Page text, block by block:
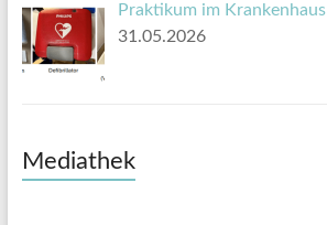
Praktikum im Krankenhaus
31.05.2026
Mediathek